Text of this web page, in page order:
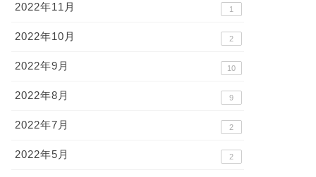
2022年11月 1
2022年10月 2
2022年9月 10
2022年8月 9
2022年7月 2
2022年5月 2